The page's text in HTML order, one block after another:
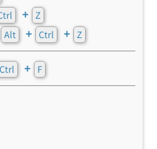
+ Z
Alt + Ctrl + Z
Ctrl + F